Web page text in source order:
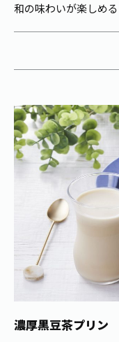
和の味わいが楽しめ
濃厚黒豆茶プリン